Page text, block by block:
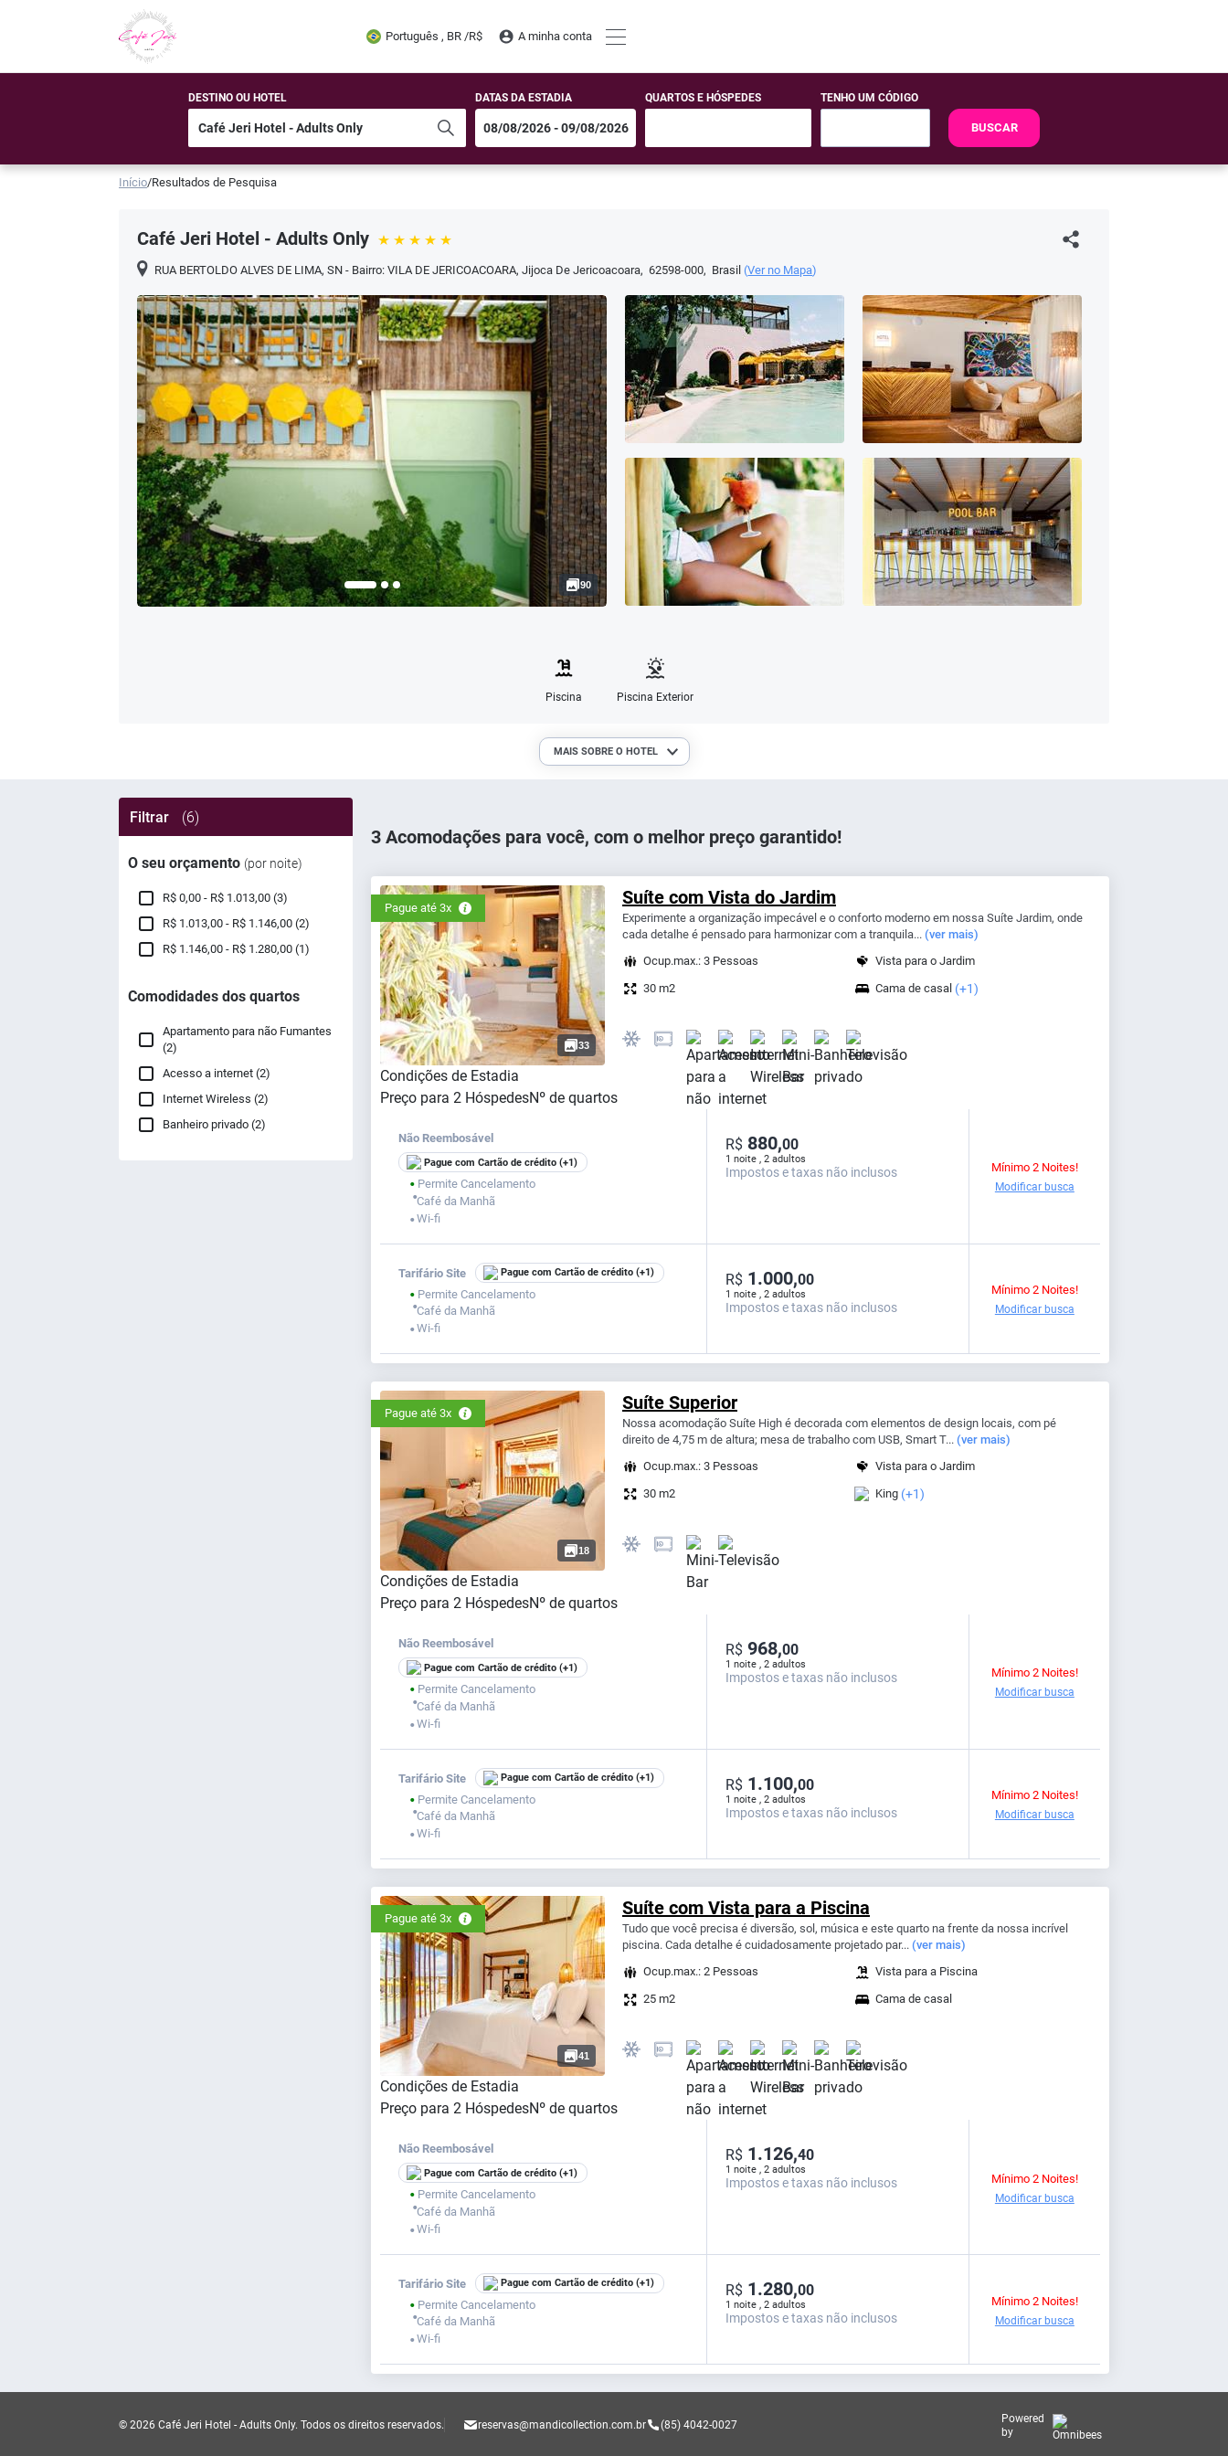
Português , BR /R$ A minha conta
DESTINO OU HOTEL DATAS DA ESTADIA QUARTOS E HÓSPEDES TENHO UM CÓDIGO
BUSCAR
Início/Resultados de Pesquisa
Café Jeri Hotel - Adults Only
RUA BERTOLDO ALVES DE LIMA, SN - Bairro: VILA DE JERICOACOARA,Jijoca De Jericoacoara, 62598-000, Brasil (Ver no Mapa)
90
Piscina Piscina Exterior
MAIS SOBRE O HOTEL
Filtrar (6)
O seu orçamento (por noite)
R$ 0,00 - R$ 1.013,00 (3)
R$ 1.013,00 - R$ 1.146,00 (2)
R$ 1.146,00 - R$ 1.280,00 (1)
Comodidades dos quartos
Apartamento para não Fumantes
(2)
Acesso a internet (2)
Internet Wireless (2)
Banheiro privado (2)
3 Acomodações para você, com o melhor preço garantido!
Pague até 3x
33
Suíte com Vista do Jardim
Experimente a organização impecável e o conforto moderno em nossa Suíte Jardim, onde
cada detalhe é pensado para harmonizar com a tranquila... (ver mais)
Ocup.max.: 3 Pessoas
Vista para o Jardim
30 m2
Cama de casal (+1)
Condições de Estadia
Preço para 2 HóspedesNº de quartos
Não Reembosável
Pague com Cartão de crédito (+1)
⬤ Permite Cancelamento
⬤Café da Manhã
⬤ Wi-fi
1 noite , 2 adultos
R$ 880,00
Impostos e taxas não inclusos Mínimo 2 Noites!
Modificar busca
Tarifário Site Pague com Cartão de crédito (+1)
⬤ Permite Cancelamento
⬤Café da Manhã
⬤ Wi-fi
1 noite , 2 adultos
R$ 1.000,00
Impostos e taxas não inclusos
Mínimo 2 Noites!
Modificar busca
Pague até 3x
18
Suíte Superior
Nossa acomodação Suíte High é decorada com elementos de design locais, com pé
direito de 4,75 m de altura; mesa de trabalho com USB, Smart T... (ver mais)
Ocup.max.: 3 Pessoas
Vista para o Jardim
30 m2
King (+1)
Condições de Estadia
Preço para 2 HóspedesNº de quartos
Não Reembosável
Pague com Cartão de crédito (+1)
⬤ Permite Cancelamento
⬤Café da Manhã
⬤ Wi-fi
1 noite , 2 adultos
R$ 968,00
Impostos e taxas não inclusos Mínimo 2 Noites!
Modificar busca
Tarifário Site Pague com Cartão de crédito (+1)
⬤ Permite Cancelamento
⬤Café da Manhã
⬤ Wi-fi
1 noite , 2 adultos
R$ 1.100,00
Impostos e taxas não inclusos
Mínimo 2 Noites!
Modificar busca
Pague até 3x
41
Suíte com Vista para a Piscina
Tudo que você precisa é diversão, sol, música e este quarto na frente da nossa incrível
piscina. Cada detalhe é cuidadosamente projetado par... (ver mais)
Ocup.max.: 2 Pessoas
Vista para a Piscina
25 m2
Cama de casal
Condições de Estadia
Preço para 2 HóspedesNº de quartos
Não Reembosável
Pague com Cartão de crédito (+1)
⬤ Permite Cancelamento
⬤Café da Manhã
⬤ Wi-fi
1 noite , 2 adultos
R$ 1.126,40
Impostos e taxas não inclusos Mínimo 2 Noites!
Modificar busca
Tarifário Site Pague com Cartão de crédito (+1)
⬤ Permite Cancelamento
⬤Café da Manhã
⬤ Wi-fi
1 noite , 2 adultos
R$ 1.280,00
Impostos e taxas não inclusos
Mínimo 2 Noites!
Modificar busca
reservas@mandicollection.com.br (85) 4042-0027
© 2026 Café Jeri Hotel - Adults Only. Todos os direitos reservados.
Powered
by